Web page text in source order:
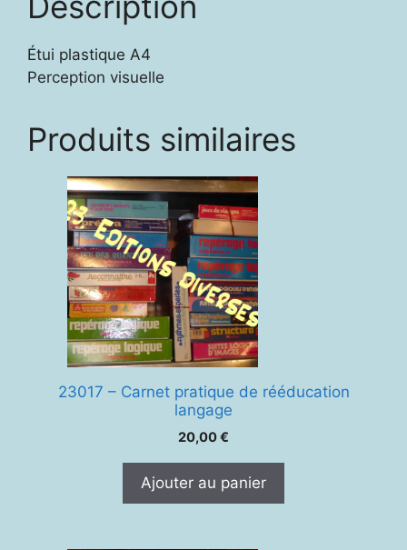
Étui plastique A4
Perception visuelle
Produits similaires
23017 – Carnet pratique de rééducation
langage
20,00€
Ajouter au panier